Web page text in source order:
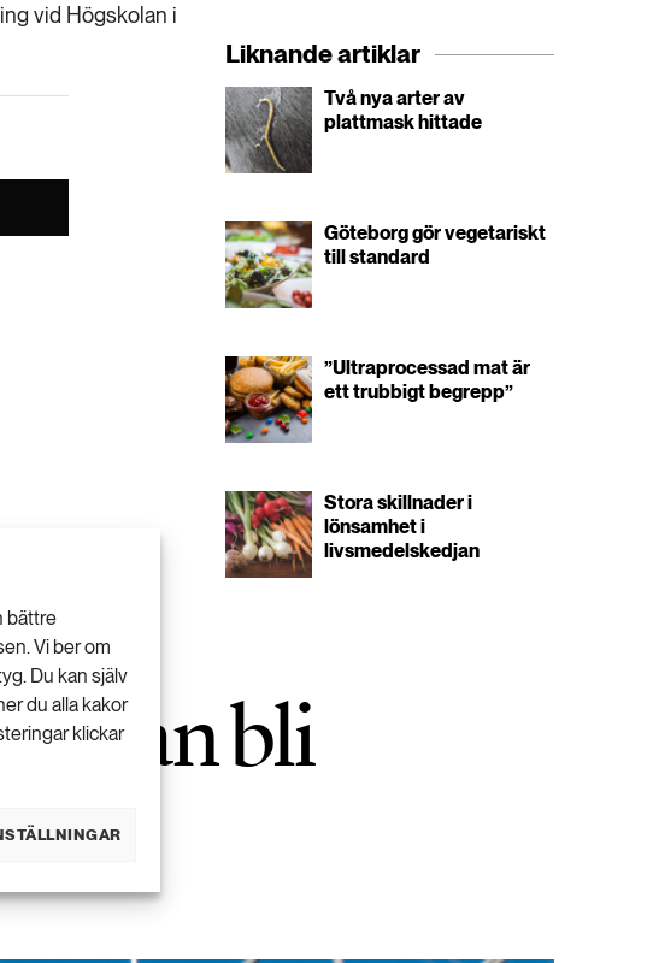
bättre
Vi ber om
Du kan själv
du alla kakor
klickar
vid Högskolan i
Liknande artiklar
Två nya arter av
plattmask hittade
Göteborg gör vegetariskt
till standard
”Ultraprocessad mat är
ett trubbigt begrepp”
Stora skillnader i
lönsamhet i
livsmedelskedjan
kan bli